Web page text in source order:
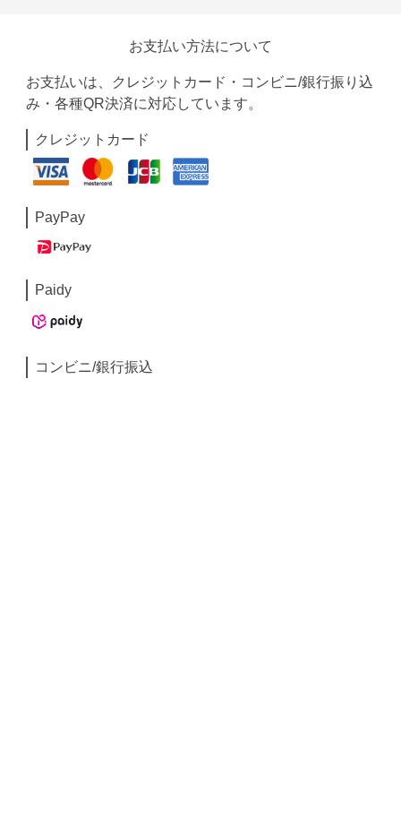
お支払い方法について
お支払いは、クレジットカード・コンビニ/銀行振り込
み・各種QR決済に対応しています。
クレジットカード
PayPay
Paidy
コンビニ/銀行振込